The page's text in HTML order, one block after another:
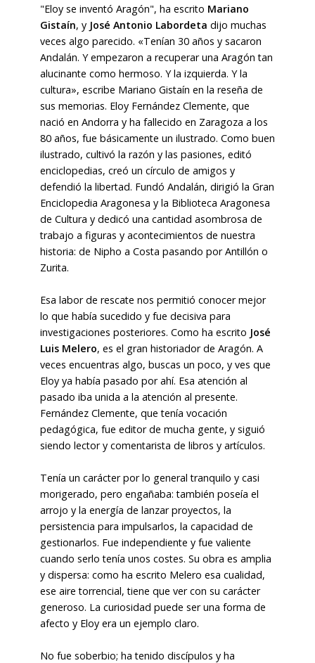
"Eloy se inventó Aragón", ha escrito Mariano
Gistaín, y José Antonio Labordeta dijo muchas
veces algo parecido. «Tenían 30 años y sacaron
Andalán. Y empezaron a recuperar una Aragón tan
alucinante como hermoso. Y la izquierda. Y la
cultura», escribe Mariano Gistaín en la reseña de
sus memorias. Eloy Fernández Clemente, que
nació en Andorra y ha fallecido en Zaragoza a los
80 años, fue básicamente un ilustrado. Como buen
ilustrado, cultivó la razón y las pasiones, editó
enciclopedias, creó un círculo de amigos y
defendió la libertad. Fundó Andalán, dirigió la Gran
Enciclopedia Aragonesa y la Biblioteca Aragonesa
de Cultura y dedicó una cantidad asombrosa de
trabajo a figuras y acontecimientos de nuestra
historia: de Nipho a Costa pasando por Antillón o
Zurita.
Esa labor de rescate nos permitió conocer mejor
lo que había sucedido y fue decisiva para
investigaciones posteriores. Como ha escrito José
Luis Melero, es el gran historiador de Aragón. A
veces encuentras algo, buscas un poco, y ves que
Eloy ya había pasado por ahí. Esa atención al
pasado iba unida a la atención al presente.
Fernández Clemente, que tenía vocación
pedagógica, fue editor de mucha gente, y siguió
siendo lector y comentarista de libros y artículos.
Tenía un carácter por lo general tranquilo y casi
morigerado, pero engañaba: también poseía el
arrojo y la energía de lanzar proyectos, la
persistencia para impulsarlos, la capacidad de
gestionarlos. Fue independiente y fue valiente
cuando serlo tenía unos costes. Su obra es amplia
y dispersa: como ha escrito Melero esa cualidad,
ese aire torrencial, tiene que ver con su carácter
generoso. La curiosidad puede ser una forma de
afecto y Eloy era un ejemplo claro.
No fue soberbio; ha tenido discípulos y ha